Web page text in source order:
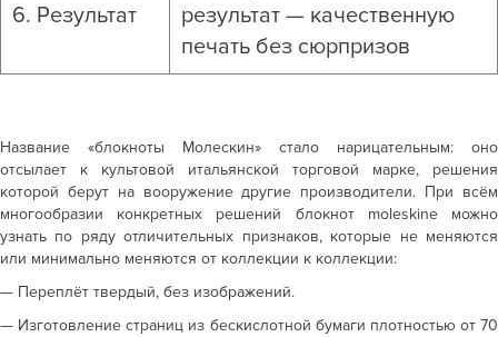
6. Результат
результат — качественную
печать без сюрпризов
Название «блокноты Молескин» стало нарицательным: оно
отсылает к культовой итальянской торговой марке, решения
которой берут на вооружение другие производители. При всём
многообразии конкретных решений блокнот moleskineможно
узнать по ряду отличительных признаков, которые не меняются
или минимально меняются от коллекции к коллекции:
— Переплёт твердый, без изображений.
— Изготовление страниц из бескислотной бумаги плотностью от 70